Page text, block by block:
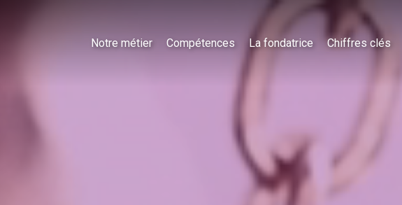
Notre métier Compétences La fondatrice Chiffres clés